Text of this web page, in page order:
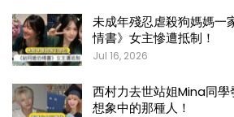
未成年殘忍虐殺狗媽媽一
情書》女主慘遭抵制！
Jul 16, 2026
西村力去世站姐Mina同
想象中的那種人！